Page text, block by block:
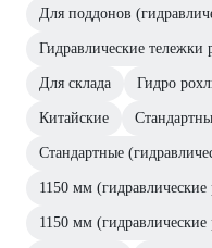
Для поддонов
Гидравлические тележки
Для склада Гидро
Китайские
Стандартные
1150 мм (гидравлические
1150 мм (гидравлические